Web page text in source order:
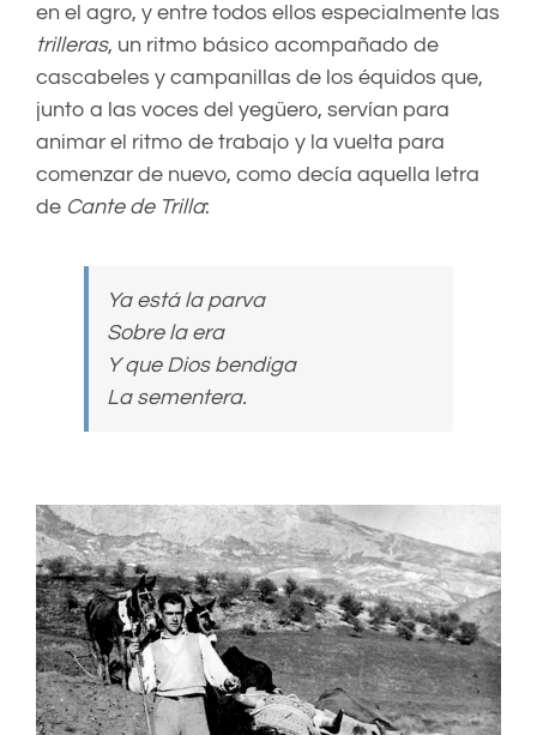
en el agro, y entre todos ellos especialmente las
trilleras, un ritmo básico acompañado de
cascabeles y campanillas de los équidos que,
junto a las voces del yegüero, servían para
animar el ritmo de trabajo y la vuelta para
comenzar de nuevo, como decía aquella letra
de Cante de Trilla:
Ya está la parva
Sobre la era
Y que Dios bendiga
La sementera.